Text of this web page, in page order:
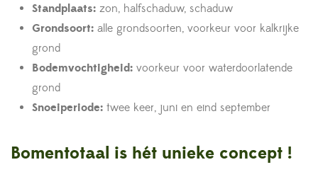
Standplaats: zon, halfschaduw, schaduw
Grondsoort: alle grondsoorten, voorkeur voor kalkrijke
grond
Bodemvochtigheid: voorkeur voor waterdoorlatende
grond
Snoeiperiode: twee keer, juni en eind september
Bomentotaal is hét unieke concept !